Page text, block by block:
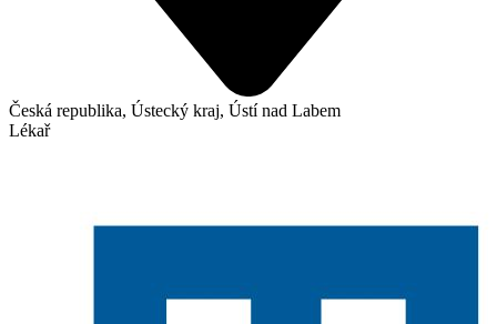
Česká republika, Ústecký kraj, Ústí nad Labem
Lékař